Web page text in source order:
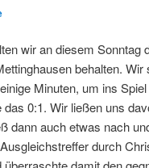
wir an diesem Sonntag
behalten.
Minuten, um ins
0:1. Wir ließen uns
dann auch etwas nach
durch